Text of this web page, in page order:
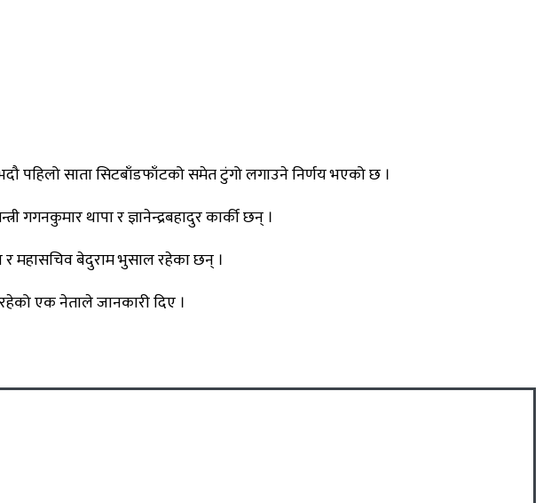
पहिलो साता सिटबाँडफाँटको समेत टुंगो लगाउने निर्णय भएको छ ।
गगनकुमार थापा र ज्ञानेन्द्रबहादुर कार्की छन् ।
र महासचिव बेदुराम भुसाल रहेका छन् ।
एक नेताले जानकारी दिए ।